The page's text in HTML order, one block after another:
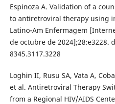
Espinoza A. Validation of a
to antiretroviral therapy using
Latino-Am Enfermagem
de octubre de 2024];28:e3228.
8345.3117.3228
Loghin II, Rusu SA, Vata A,
et al. Antiretroviral Therapy
from a Regional HIV/AIDS